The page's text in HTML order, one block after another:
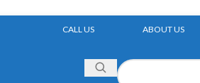
ABOUT US
CALL US